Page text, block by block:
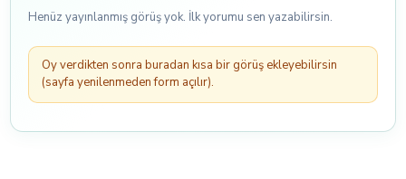
Henüz yayınlanmış görüş yok. İlk yorumu sen yazabilirsin.
Oy verdikten sonra buradan kısa bir görüş ekleyebilirsin
(sayfa yenilenmeden form açılır).